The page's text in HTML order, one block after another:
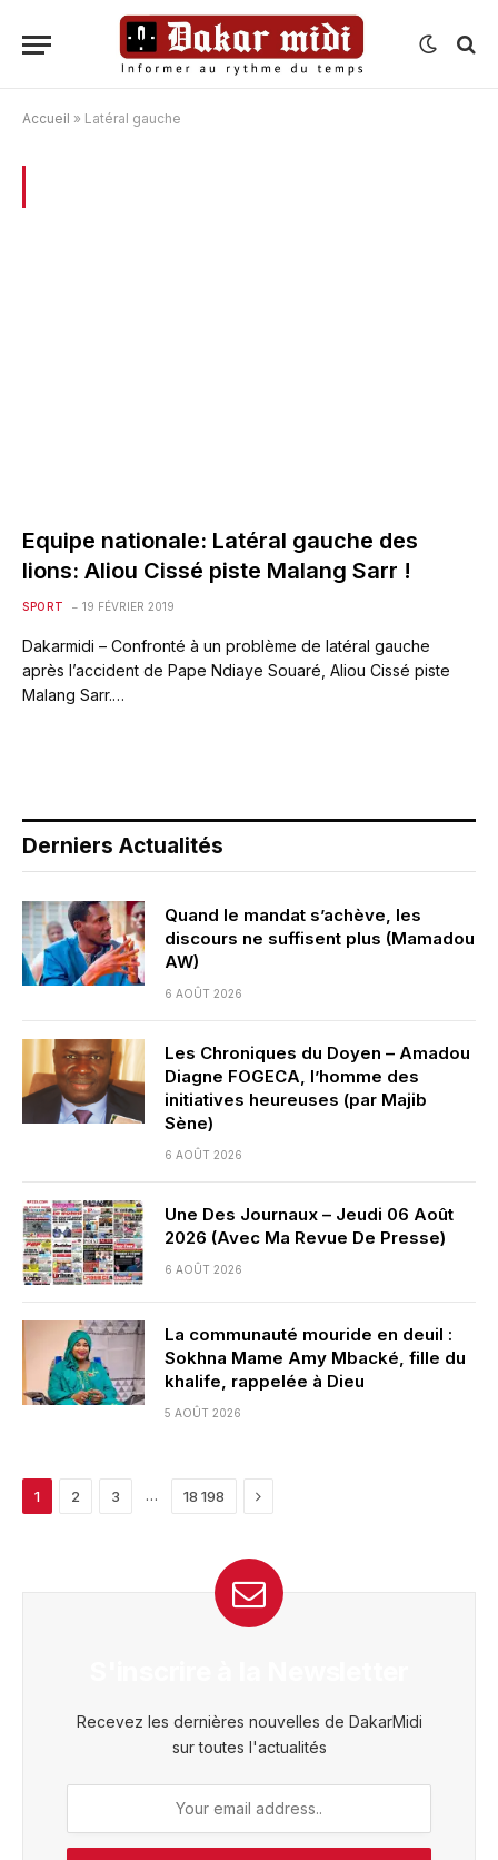
Accueil » Latéral gauche
Equipe nationale: Latéral gauche des
lions: Aliou Cissé piste Malang Sarr !
SPORT 19 FÉVRIER 2019
Dakarmidi – Confronté à un problème de latéral gauche
après l’accident de Pape Ndiaye Souaré, Aliou Cissé piste
Malang Sarr.…
Derniers Actualités
Quand le mandat s’achève, les
discours ne suffisent plus (Mamadou
AW)
6 AOÛT 2026
Les Chroniques du Doyen – Amadou
Diagne FOGECA, l’homme des
initiatives heureuses (par Majib
Sène)
6 AOÛT 2026
Une Des Journaux – Jeudi 06 Août
2026 (Avec Ma Revue De Presse)
6 AOÛT 2026
La communauté mouride en deuil :
Sokhna Mame Amy Mbacké, fille du
khalife, rappelée à Dieu
5 AOÛT 2026
1 2 3 … 18 198 Next
Recevez les dernières nouvelles de DakarMidi
sur toutes l'actualités